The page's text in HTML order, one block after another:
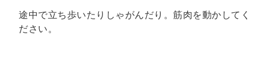
途中で立ち歩いたりしゃがんだり。筋肉を動かしてく
ださい。